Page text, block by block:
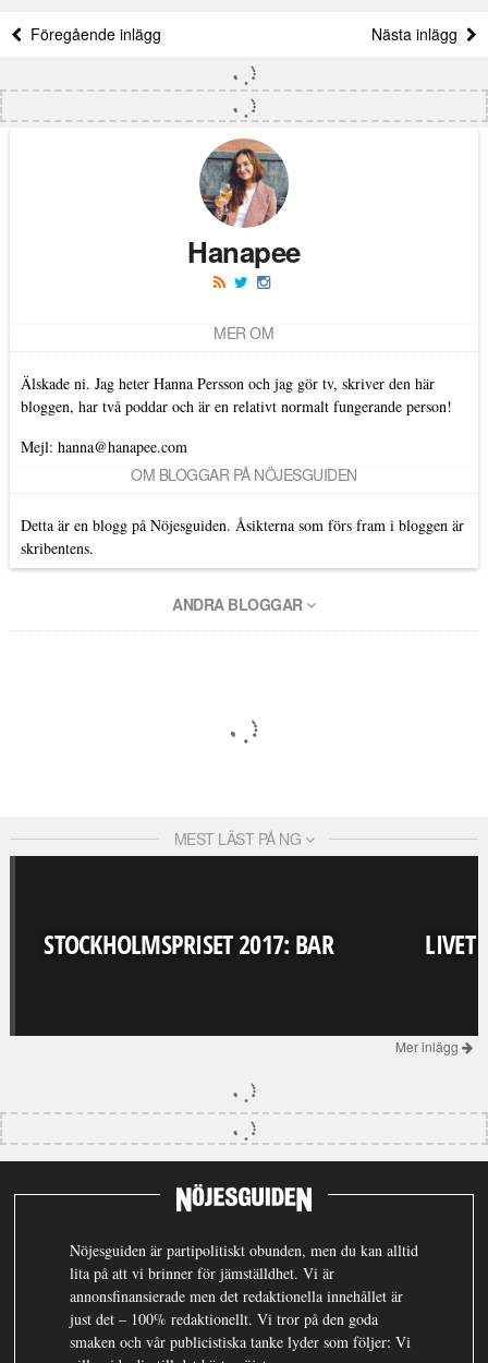
Föregående inlägg Nästa inlägg
Hanapee
MER OM
Älskade ni. Jag heter Hanna Persson och jag gör tv, skriver den här
bloggen, har två poddar och är en relativt normalt fungerande person!
Mejl: hanna@hanapee.com
OM BLOGGAR PÅ NÖJESGUIDEN
Detta är en blogg på Nöjesguiden. Åsikterna som förs fram i bloggen är
skribentens.
ANDRA BLOGGAR
MEST LÄST PÅ NG
STOCKHOLMSPRISET 2017: BAR LIVET
Mer inlägg
Nöjesguiden är partipolitiskt obunden, men du kan alltid
lita på att vi brinner för jämställdhet. Vi är
annonsfinansierade men det redaktionella innehållet är
just det – 100% redaktionellt. Vi tror på den goda
smaken och vår publicistiska tanke lyder som följer: Vi